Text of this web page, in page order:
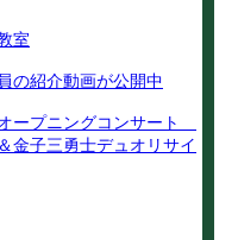
室
の紹介動画が公開中
ープニングコンサート
金子三勇士デュオリサイ